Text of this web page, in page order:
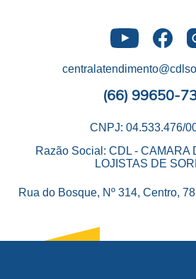
(66) 99650-
CNPJ: 04.533.476/
Razão Social: CDL - CAMARA
LOJISTAS DE
Rua do Bosque, Nº 314, Centro,